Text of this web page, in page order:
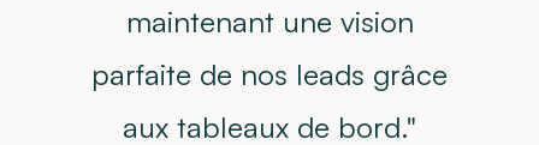
maintenant une vision
parfaite de nos leads grâce
aux tableaux de bord."